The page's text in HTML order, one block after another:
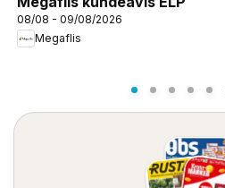
08/08 - 09/08/2026
Megaflis